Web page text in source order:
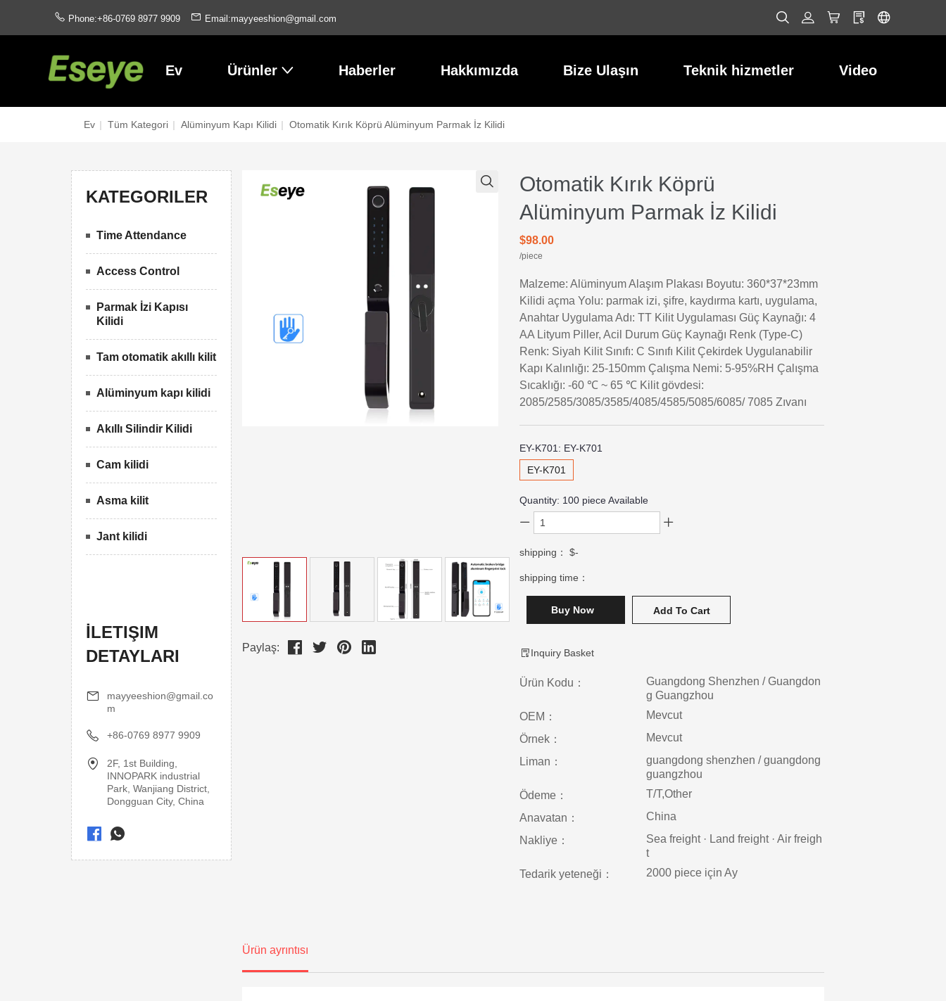
Phone:+86-0769 8977 9909 Email:mayyeeshion@gmail.com
Ev Ürünler Haberler Hakkımızda Bize Ulaşın Teknik hizmetler Video
Ev | Tüm Kategori | Alüminyum Kapı Kilidi | Otomatik Kırık Köprü Alüminyum Parmak İz Kilidi
KATEGORILER
Time Attendance
Access Control
Parmak İzi Kapısı
Kilidi
Tam otomatik akıllı kilit
Alüminyum kapı kilidi
Akıllı Silindir Kilidi
Cam kilidi
Asma kilit
Jant kilidi
İLETIŞIM
DETAYLARI
mayyeeshion@gmail.co
m
+86-0769 8977 9909
2F, 1st Building,
INNOPARK industrial
Park, Wanjiang District,
Dongguan City, China
Paylaş:
Otomatik Kırık Köprü
Alüminyum Parmak İz Kilidi
$98.00
/piece
Malzeme: Alüminyum Alaşım Plakası Boyutu: 360*37*23mm
Kilidi açma Yolu: parmak izi, şifre, kaydırma kartı, uygulama,
Anahtar Uygulama Adı: TT Kilit Uygulaması Güç Kaynağı: 4
AA Lityum Piller, Acil Durum Güç Kaynağı Renk (Type-C)
Renk: Siyah Kilit Sınıfı: C Sınıfı Kilit Çekirdek Uygulanabilir
Kapı Kalınlığı: 25-150mm Çalışma Nemi: 5-95%RH Çalışma
Sıcaklığı: -60 ℃ ~ 65 ℃ Kilit gövdesi:
2085/2585/3085/3585/4085/4585/5085/6085/ 7085 Zıvanı
EY-K701: EY-K701
EY-K701
Quantity: 100 piece Available
shipping：$-
shipping time：
Buy Now Add To Cart
Inquiry Basket
Ürün Kodu：
Guangdong Shenzhen / Guangdon
g Guangzhou
OEM：
Mevcut
Örnek：
Mevcut
Liman：
guangdong shenzhen / guangdong
guangzhou
Ödeme：
T/T,Other
Anavatan：
China
Nakliye：
Sea freight · Land freight · Air freigh
t
Tedarik yeteneği：
2000 piece için Ay
Ürün ayrıntısı